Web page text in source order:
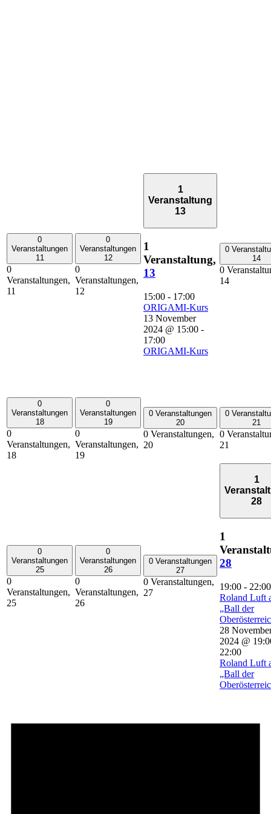
0
Veranstaltungen
11
0
Veranstaltungen,
11
0
Veranstaltungen
12
0
Veranstaltungen,
12
1
Veranstaltung
13
1
Veranstaltung,
13
15:00 - 17:00
ORIGAMI-Kurs
13 November
2024 @ 15:00 -
17:00
ORIGAMI-Kurs
0
14
0
14
0
Veranstaltungen
18
0
Veranstaltungen,
18
0
Veranstaltungen
19
0
Veranstaltungen,
19
0 Veranstaltungen
20
0 Veranstaltungen,
20
0
21
0
21
0
Veranstaltungen
25
0
Veranstaltungen,
25
0
Veranstaltungen
26
0
Veranstaltungen,
26
0 Veranstaltungen
27
0 Veranstaltungen,
27
1
28
1
28
19:00 - 22:00
Roland Luft
„Ball der
28
2024 @
22:00
Roland Luft
„Ball der